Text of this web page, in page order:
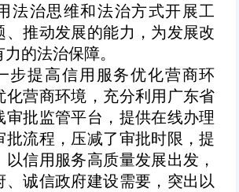
法治思维和法治方式开展工
、推动发展的能力，为发展改
的法治保障。
步提高信用服务优化营商环
化营商环境，充分利用广东省
审批监管平台，提供在线办理
批流程，压减了审批时限，提
以信用服务高质量发展出发，
、诚信政府建设需要，突出以